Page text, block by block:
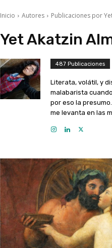
Inicio Autores Publicaciones por
Yet Akatzin
487 Publicaciones
Literata, volátil, y
malabarista
por eso la
me levanta en las